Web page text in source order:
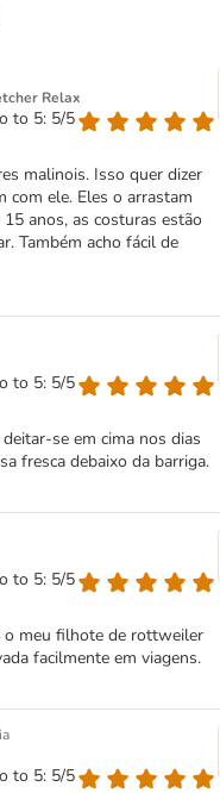
Relax
to 5: 5/5
malinois. Isso quer dizer
com ele. Eles o arrastam
anos, as costuras estão
Também acho fácil de
to 5: 5/5
se em cima nos dias
fresca debaixo da barriga.
to 5: 5/5
o meu filhote de rottweiler
facilmente em viagens.
to 5: 5/5